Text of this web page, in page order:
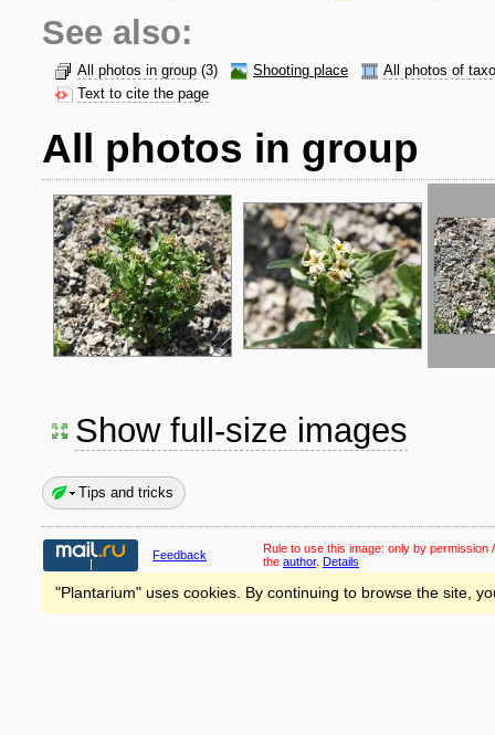
See also:
All photos in group (3) Shooting place
All photos of
Text to cite the page
All photos in group
Show full-size images
Tips and tricks
Feedback Rule to use this image: only by permission
the author. Details
"Plantarium" uses cookies. By continuing to browse the site,